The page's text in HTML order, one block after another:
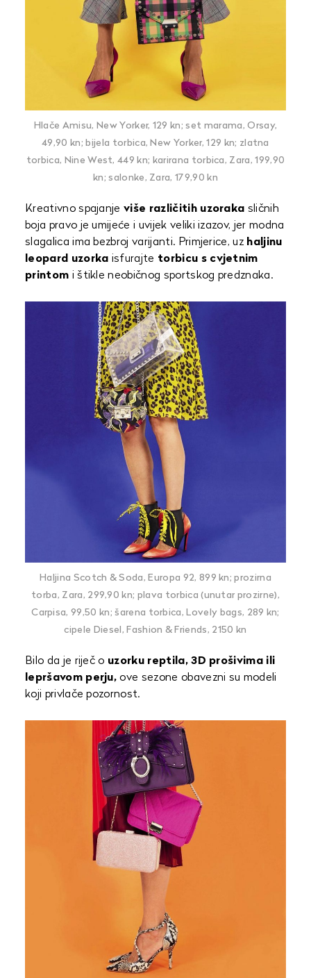
Hlače Amisu, New Yorker, 129 kn; set marama, Orsay,
49,90 kn; bijela torbica, New Yorker, 129 kn; zlatna
torbica, Nine West, 449 kn; karirana torbica, Zara, 199,90
kn; salonke, Zara, 179,90 kn
Kreativno spajanjeviše različitih uzoraka sličnih
boja pravo je umijeće i uvijek veliki izazov, jer modna
slagalica ima bezbroj varijanti. Primjerice, uz haljinu
leopard uzorka isfurajte torbicu s cvjetnim
printom i štikle neobičnog sportskog predznaka.
Haljina Scotch & Soda, Europa 92, 899 kn; prozirna
torba, Zara, 299,90 kn; plava torbica (unutar prozirne),
Carpisa, 99,50 kn; šarena torbica, Lovely bags, 289 kn;
cipele Diesel, Fashion & Friends, 2150 kn
Bilo da je riječ o uzorku reptila, 3D prošivima ili
lepršavom perju, ove sezone obavezni su modeli
koji privlače pozornost.